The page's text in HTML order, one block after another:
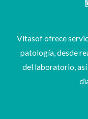
Vitasof ofrece
patología, desde
del laboratorio,